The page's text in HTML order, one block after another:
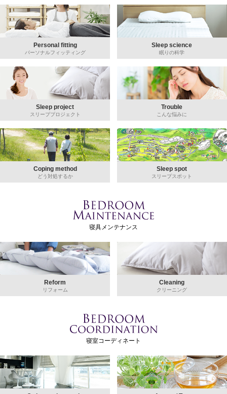
Personal fitting
パーソナルフィッティング
Sleep science
眠りの科学
Sleep project
スリーププロジェクト
Trouble
こんな悩みに
Coping method
どう対処するか
Sleep spot
スリープスポット
寝具メンテナンス
Reform
リフォーム
Cleaning
クリーニング
寝室コーディネート